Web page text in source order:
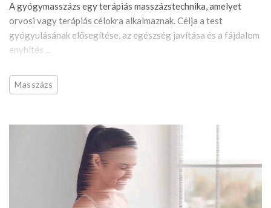
A gyógymasszázs egy terápiás masszázstechnika, amelyet
orvosi vagy terápiás célokra alkalmaznak. Célja a test
gyógyulásának elősegítése, az egészség javítása és a fájdalom
enyhítés ...
Masszázs